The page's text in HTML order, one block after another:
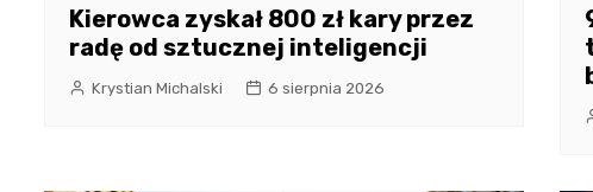
Kierowca zyskał 800 zł kary przez
radę od sztucznej inteligencji
Krystian Michalski 6 sierpnia 2026